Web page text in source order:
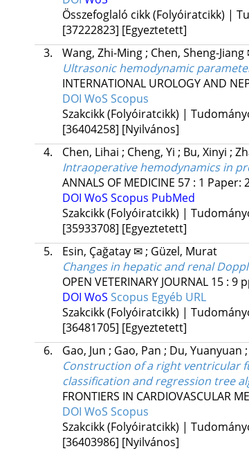
Összefoglaló cikk (Folyóiratcikk) |
[37222823] [Egyeztetett]
3.
Wang, Zhi-Ming; Chen, Sheng-
Ultrasonic hemodynamic
INTERNATIONAL UROLOGY AND
DOI WoS Scopus
Szakcikk (Folyóiratcikk) |
[36404258] [Nyilvános]
4.
Chen, Lihai ; Cheng, Yi ; Bu, Xinyi ;
Intraoperative hemodynamics in
ANNALS OF MEDICINE 57: 1 Paper:
DOI WoS Scopus PubMed
Szakcikk (Folyóiratcikk) |
[35933708] [Egyeztetett]
5.
Esin, Çağatay ✉; Güzel, Murat
Changes in hepatic and renal
OPEN VETERINARY JOURNAL 15: 9
DOI WoS Scopus Egyéb URL
Szakcikk (Folyóiratcikk) |
[36481705] [Egyeztetett]
6.
Gao, Jun ; Gao, Pan ; Du, Yuanyuan ;
Construction of a right ventricular
classification and regression tree
FRONTIERS IN CARDIOVASCULAR
DOI WoS Scopus
Szakcikk (Folyóiratcikk) |
[36403986] [Nyilvános]